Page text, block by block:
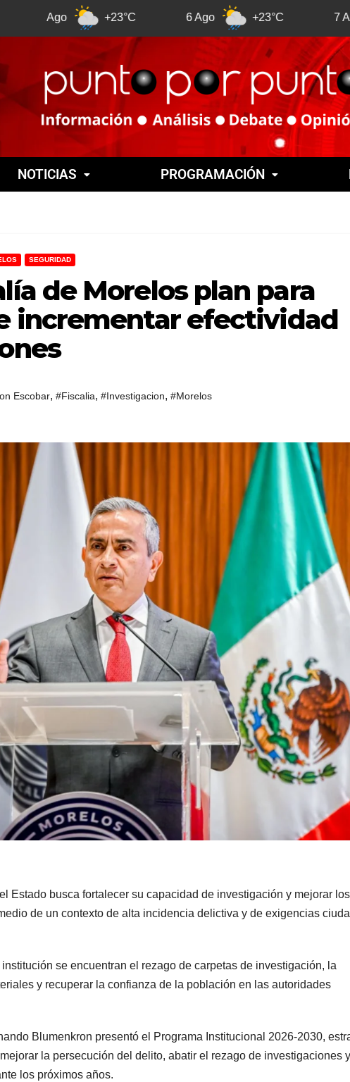
+23°C 6 Ago +23°C 7 Ago
NOTICIAS PROGRAMACIÓN
SEGURIDAD
de Morelos plan para
incrementar efectividad
Escobar, #Fiscalia, #Investigacion, #Morelos
Estado busca fortalecer su capacidad de investigación y mejorar los
de un contexto de alta incidencia delictiva y de exigencias
se encuentran el rezago de carpetas de investigación, la
y recuperar la confianza de la población en las autoridades
Blumenkron presentó el Programa Institucional 2026-2030,
la persecución del delito, abatir el rezago de investigaciones y
los próximos años.